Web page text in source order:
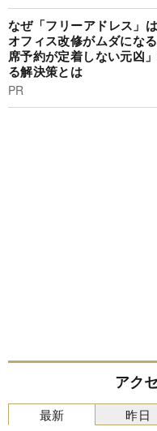
なぜ「フリーアドレス」
オフィス改修がムダにな
席予約が定着しない元凶
る解決策とは
PR
アク
最新 昨日